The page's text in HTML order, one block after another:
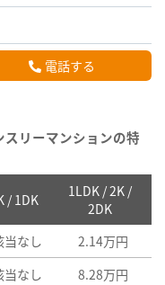
電話する
リーマンションの特
/ 1DK
1LDK / 2K /
2DK
当なし 2.14万円
当なし 8.28万円